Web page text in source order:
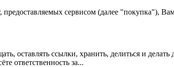
предоставляемых сервисом (далее "покупка"),
оставлять ссылки, хранить, делиться и
ответственность за...